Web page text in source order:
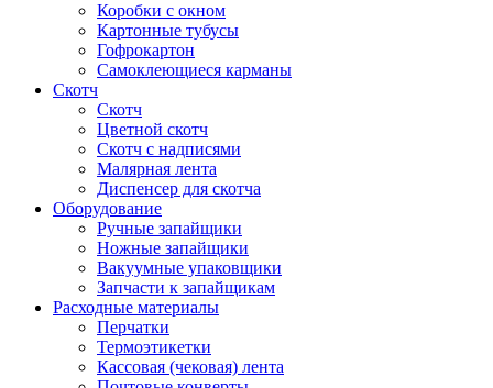
Коробки с окном
Картонные тубусы
Гофрокартон
Самоклеющиеся карманы
Скотч
Скотч
Цветной скотч
Скотч с надписями
Малярная лента
Диспенсер для скотча
Оборудование
Ручные запайщики
Ножные запайщики
Вакуумные упаковщики
Запчасти к запайщикам
Расходные материалы
Перчатки
Термоэтикетки
Кассовая (чековая) лента